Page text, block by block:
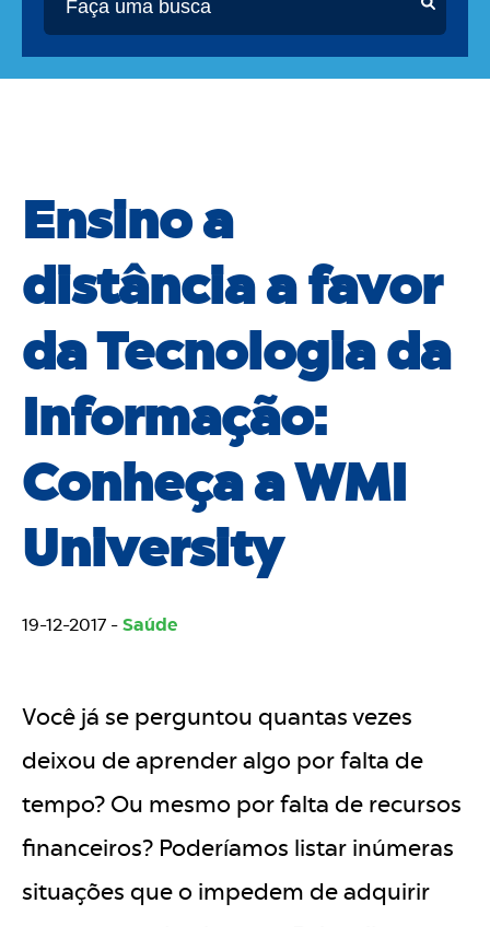
Ensino a
distância a favor
da Tecnologia da
Informação:
Conheça a WMI
University
19-12-2017 - Saúde
Você já se perguntou quantas vezes
deixou de aprender algo por falta de
tempo? Ou mesmo por falta de recursos
financeiros? Poderíamos listar inúmeras
situações que o impedem de adquirir